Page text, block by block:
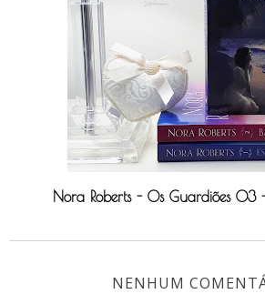
Nora Roberts - Os Guardiões
NENHUM